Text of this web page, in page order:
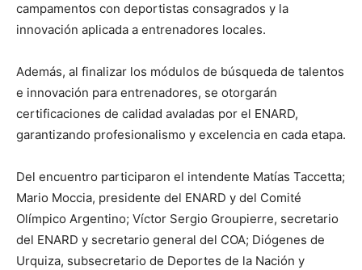
campamentos con deportistas consagrados y la
innovación aplicada a entrenadores locales.
Además, al finalizar los módulos de búsqueda de talentos
e innovación para entrenadores, se otorgarán
certificaciones de calidad avaladas por el ENARD,
garantizando profesionalismo y excelencia en cada etapa.
Del encuentro participaron el intendente Matías Taccetta;
Mario Moccia, presidente del ENARD y del Comité
Olímpico Argentino; Víctor Sergio Groupierre, secretario
del ENARD y secretario general del COA; Diógenes de
Urquiza, subsecretario de Deportes de la Nación y